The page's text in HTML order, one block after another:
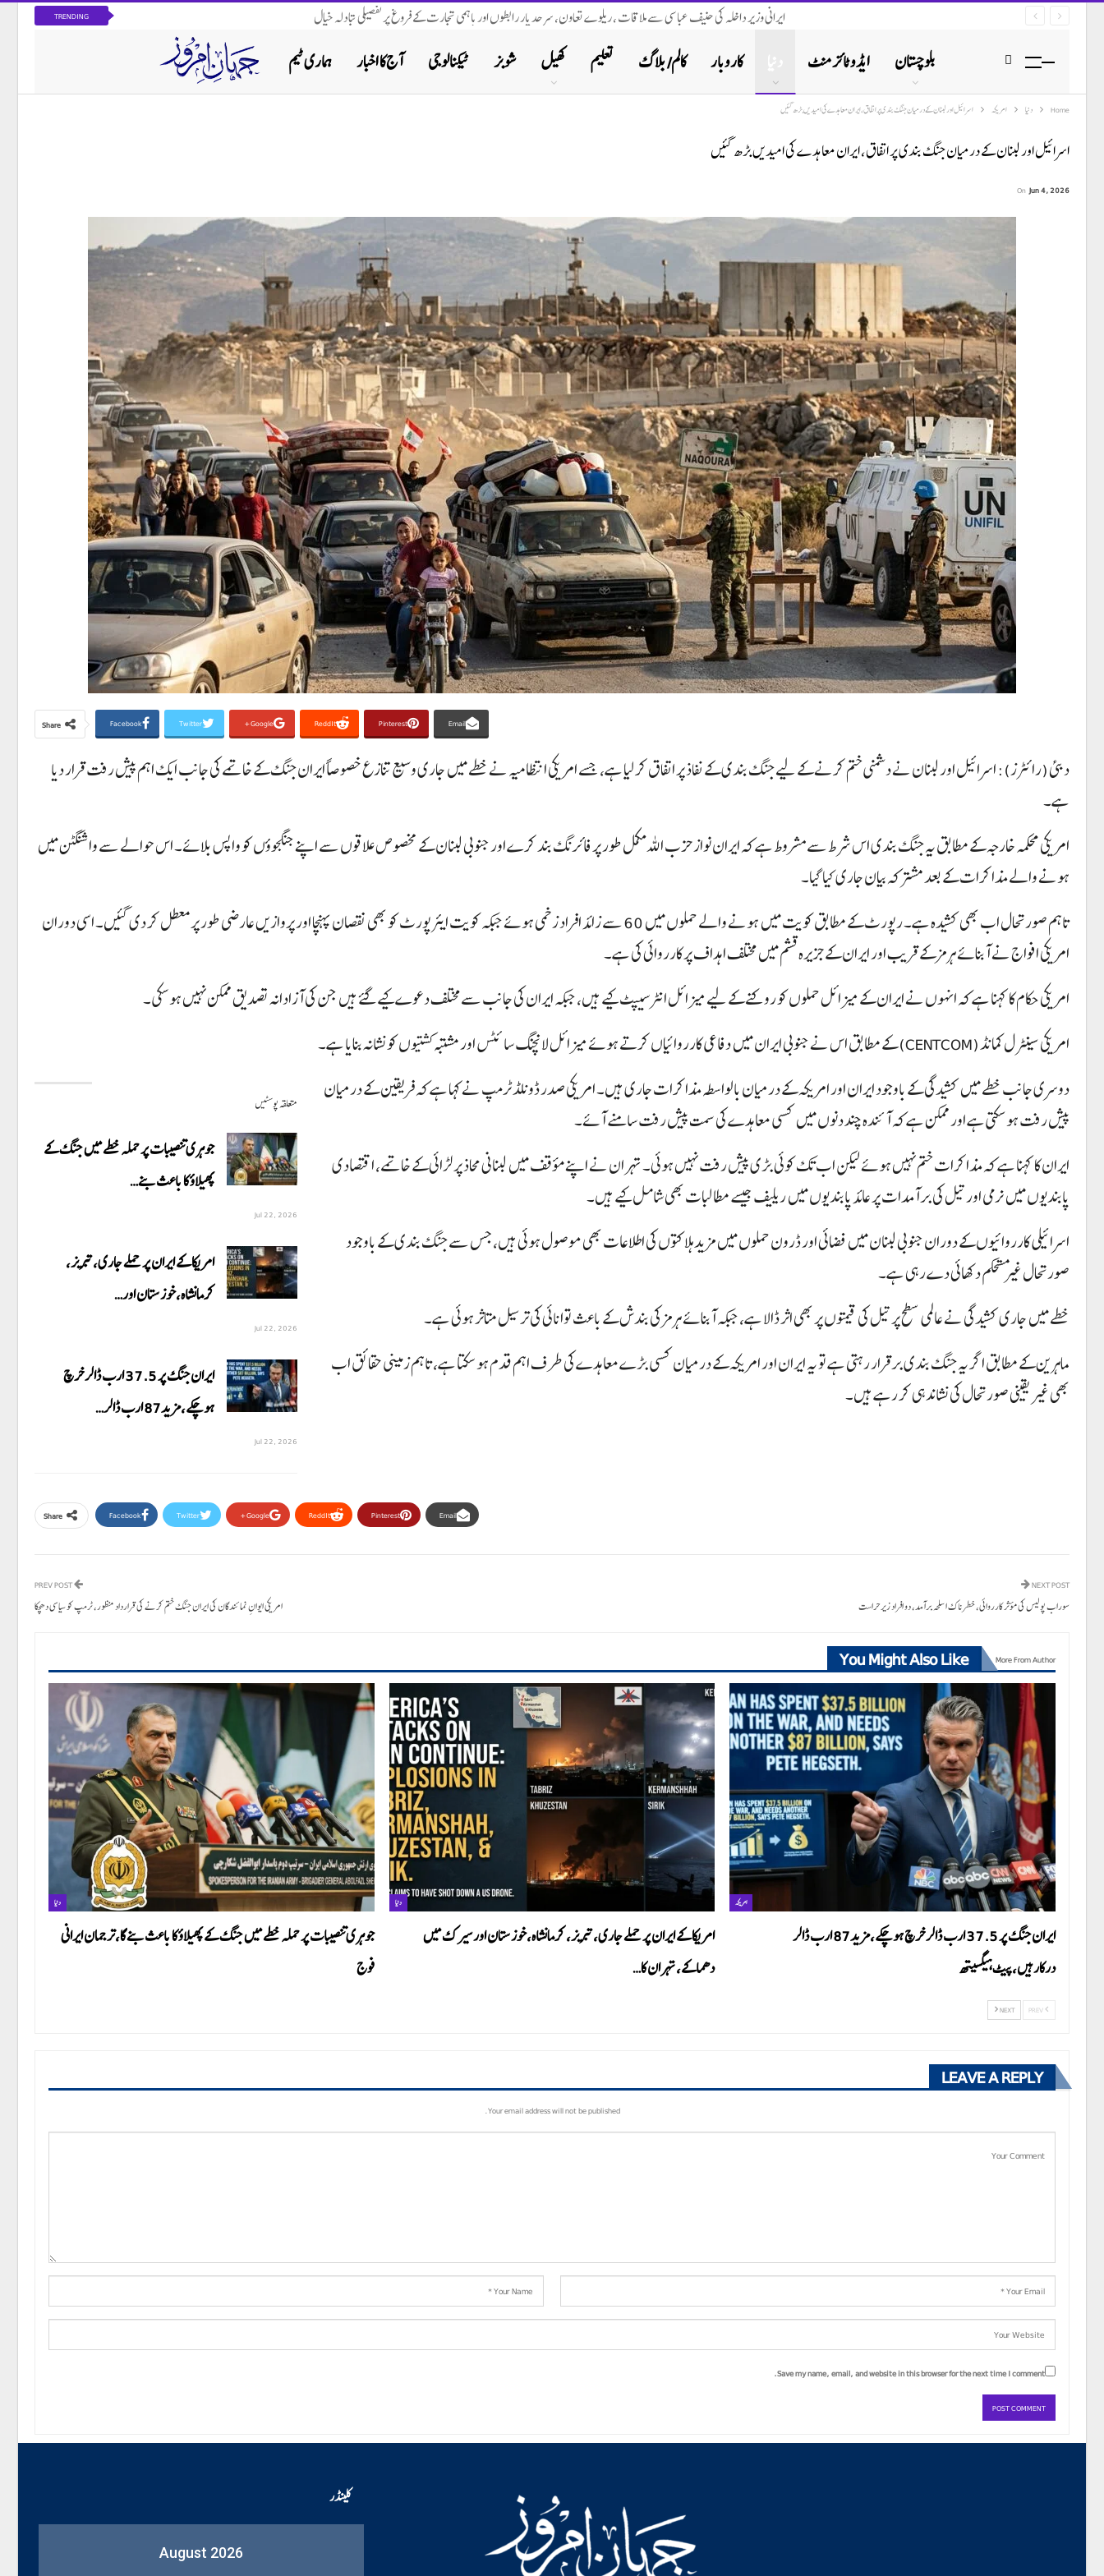
TRENDING ایرانی وزیر داخلہ کی حنیف عباسی سے ملاقات ، ریلوے تعاون، سرحد پار رابطوں اور باہمی تجارت کے فروغ پر تفصیلی تبادلہ خیال
ہماری ٹیم آج کا اخبار ٹیکنالوجی شوبز کھیل تعلیم کالم/ بلاگ کاروبار ایڈوٹائزمنٹ بلوچستان
Home دنیا امریکہ اسرائیل اور لبنان کے درمیان جنگ بندی پر اتفاق، ایران معاہدے کی امیدیں بڑھ گئیں
اسرائیل اور لبنان کے درمیان جنگ بندی پر اتفاق، ایران معاہدے کی امیدیں بڑھ گئیں
On Jun 4, 2026
Share Facebook Twitter Google+ ReddIt Pinterest Email
دبئی (رائٹرز): اسرائیل اور لبنان نے دشمنی ختم کرنے کے لیے جنگ بندی کے نفاذ پر اتفاق کر لیا ہے، جسے امریکی انتظامیہ نے خطے میں جاری وسیع تنازع خصوصاً ایران جنگ کے خاتمے کی جانب ایک اہم پیش رفت قرار دیا
ہے۔
امریکی محکمہ خارجہ کے مطابق یہ جنگ بندی اس شرط سے مشروط ہے کہ ایران نواز حزب اللہ مکمل طور پر فائرنگ بند کرے اور جنوبی لبنان کے مخصوص علاقوں سے اپنے جنگجوؤں کو واپس بلائے۔ اس حوالے سے واشنگٹن میں
ہونے والے مذاکرات کے بعد مشترکہ بیان جاری کیا گیا۔
تاہم صورتحال اب بھی کشیدہ ہے۔ رپورٹ کے مطابق کویت میں ہونے والے حملوں میں 60 سے زائد افراد زخمی ہوئے جبکہ کویت ایئرپورٹ کو بھی نقصان پہنچا اور پروازیں عارضی طور پر معطل کر دی گئیں۔ اسی دوران
امریکی افواج نے آبنائے ہرمز کے قریب اور ایران کے جزیرہ قشم میں مختلف اہداف پر کارروائی کی ہے۔
امریکی حکام کا کہنا ہے کہ انہوں نے ایران کے میزائل حملوں کو روکنے کے لیے میزائل انٹرسیپٹ کیے ہیں، جبکہ ایران کی جانب سے مختلف دعوے کیے گئے ہیں جن کی آزادانہ تصدیق ممکن نہیں ہو سکی۔
امریکی سینٹرل کمانڈ (CENTCOM) کے مطابق اس نے جنوبی ایران میں دفاعی کارروائیاں کرتے ہوئے میزائل لانچنگ سائٹس اور مشتبہ کشتیوں کو نشانہ بنایا ہے۔
متعلقہ پوسٹیں
جوہری تنصیبات پر حملہ خطے میں جنگ کے
پھیلاؤ کا باعث بنے…
Jul 22, 2026
امریکا کے ایران پر حملے جاری،تبریز،
کرمانشاہ،خوزستان اور…
Jul 22, 2026
ایران جنگ پر 37.5 ارب ڈالر خرچ
ہوچکے،مزید87 ارب ڈالر…
Jul 22, 2026
دوسری جانب خطے میں کشیدگی کے باوجود ایران اور امریکہ کے درمیان بالواسطہ مذاکرات جاری ہیں۔ امریکی صدر ڈونلڈ ٹرمپ نے کہا ہے کہ فریقین کے درمیان
پیش رفت ہو سکتی ہے اور ممکن ہے کہ آئندہ چند دنوں میں کسی معاہدے کی سمت پیش رفت سامنے آئے۔
ایران کا کہنا ہے کہ مذاکرات ختم نہیں ہوئے لیکن اب تک کوئی بڑی پیش رفت نہیں ہوئی۔ تہران نے اپنے مؤقف میں لبنانی محاذ پر لڑائی کے خاتمے، اقتصادی
پابندیوں میں نرمی اور تیل کی برآمدات پر عائد پابندیوں میں ریلیف جیسے مطالبات بھی شامل کیے ہیں۔
اسرائیلی کارروائیوں کے دوران جنوبی لبنان میں فضائی اور ڈرون حملوں میں مزید ہلاکتوں کی اطلاعات بھی موصول ہوئی ہیں، جس سے جنگ بندی کے باوجود
صورتحال غیر مستحکم دکھائی دے رہی ہے۔
خطے میں جاری کشیدگی نے عالمی سطح پر تیل کی قیمتوں پر بھی اثر ڈالا ہے، جبکہ آبنائے ہرمز کی بندش کے باعث توانائی کی ترسیل متاثر ہوئی ہے۔
ماہرین کے مطابق اگر یہ جنگ بندی برقرار رہتی ہے تو یہ ایران اور امریکہ کے درمیان کسی بڑے معاہدے کی طرف اہم قدم ہو سکتا ہے، تاہم زمینی حقائق اب
بھی غیر یقینی صورتحال کی نشاندہی کر رہے ہیں۔
Share Facebook Twitter Google+ ReddIt Pinterest Email
امریکی ایوانِ نمائندگان کی ایران جنگ ختم کرنے کی قرارداد منظور، ٹرمپ کو سیاسی دھچکا
NEXT POST
سوراب پولیس کی مؤثر کارروائی، خطرناک اسلحہ برآمد، دو افراد زیر حراست
You Might Also Like More From Author
دنیا
جوہری تنصیبات پر حملہ خطے میں جنگ کے پھیلاؤ کا باعث بنے گا،ترجمان ایرانی
فوج
دنیا
امریکا کے ایران پر حملے جاری،تبریز، کرمانشاہ،خوزستان اور سیرک میں
دھماکے، تہران کا…
امریکہ
ایران جنگ پر 37.5 ارب ڈالر خرچ ہوچکے،مزید87 ارب ڈالر
درکارہیں،پیٹ ہیگسیتھ
NEXT
LEAVE A REPLY
Your email address will not be published.
Save my name, email, and website in this browser for the next time I comment.
کلینڈر
August 2026